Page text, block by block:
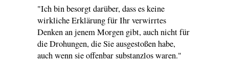
"Ich bin besorgt darüber, dass es keine
wirkliche Erklärung für Ihr verwirrtes
Denken an jenem Morgen gibt, auch nicht für
die Drohungen, die Sie ausgestoßen habe,
auch wenn sie offenbar substanzlos waren."